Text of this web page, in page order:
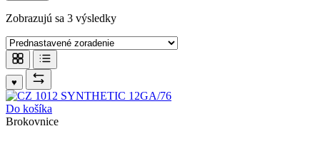
Zobrazujú sa 3 výsledky
♥
Do košíka
Brokovnice